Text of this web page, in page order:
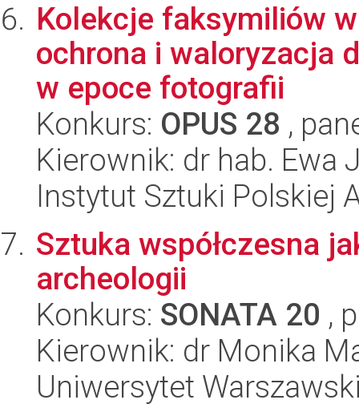
Kolekcje faksymiliów
ochrona i waloryzacja
w epoce fotografii
Konkurs: OPUS 28 ,
Kierownik: dr hab. Ewa
Instytut Sztuki Polskiej
Sztuka współczesna
archeologii
Konkurs: SONATA 20 ,
Kierownik: dr Monika
Uniwersytet